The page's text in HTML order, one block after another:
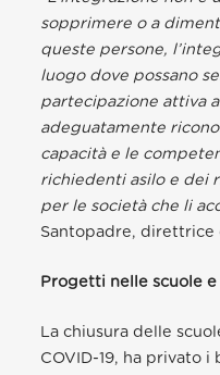
sopprimere o a
queste persone,
luogo dove possano
partecipazione attiva
adeguatamente
capacità e le
richiedenti asilo e dei
per le società che li
Santopadre, direttrice
Progetti nelle scuole
La chiusura delle
COVID-19, ha privato